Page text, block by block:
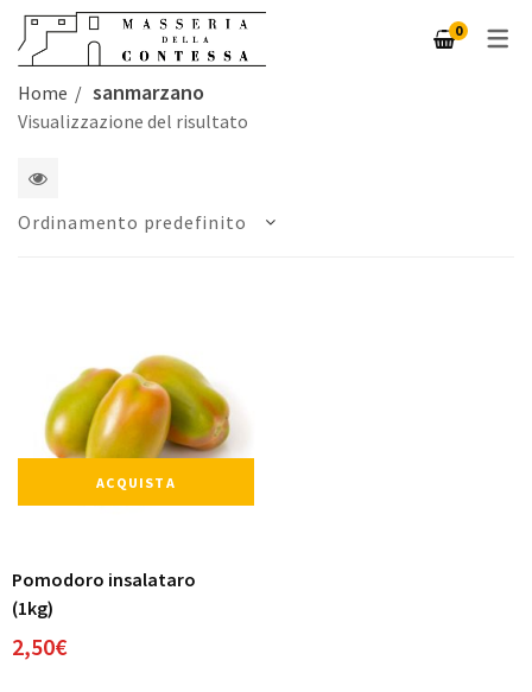
LOGIN / REGISTRATI
0
Home sanmarzano
Visualizzazione del risultato
1
colonne
Ordinamento predefinito
ACQUISTA
Pomodoro insalataro
(1kg)
2,50€